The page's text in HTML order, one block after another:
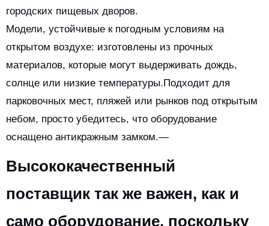
городских пищевых дворов.
Модели, устойчивые к погодным условиям на
открытом воздухе: изготовлены из прочных
материалов, которые могут выдерживать дождь,
солнце или низкие температуры.Подходит для
парковочных мест, пляжей или рынков под открытым
небом, просто убедитесь, что оборудование
оснащено антикражным замком.—
Высококачественный
поставщик так же важен, как и
само оборудование, поскольку